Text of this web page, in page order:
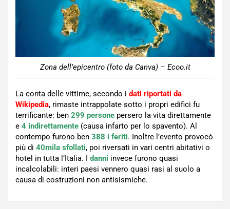
Zona dell’epicentro (foto da Canva) – Ecoo.it
La conta delle vittime, secondo i dati riportati da
Wikipedia, rimaste intrappolate sotto i propri edifici fu
terrificante: ben 299 persone persero la vita direttamente
e 4 indirettamente (causa infarto per lo spavento). Al
contempo furono ben 388 i feriti. Inoltre l’evento provocò
più di 40mila sfollati, poi riversati in vari centri abitativi o
hotel in tutta l’Italia. I danni invece furono quasi
incalcolabili: interi paesi vennero quasi rasi al suolo a
causa di costruzioni non antisismiche.